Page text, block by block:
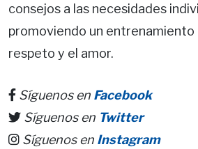
consejos a las necesidades
promoviendo un entrenamiento
respeto y el amor.
Síguenos en Facebook
Síguenos en Twitter
Síguenos en Instagram